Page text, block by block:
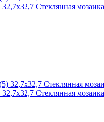
Стеклянная мозаика
Стеклянная мозаика